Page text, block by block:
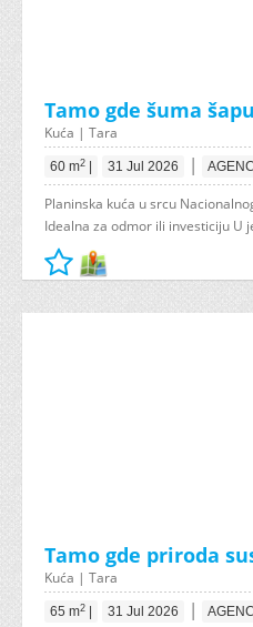
Tamo gde šuma
Kuća | Tara
60 m2 31 Jul 2026 |
Planinska kuća u srcu
Idealna za odmor ili investiciju U
Tamo gde priroda
Kuća | Tara
65 m2 31 Jul 2026 |